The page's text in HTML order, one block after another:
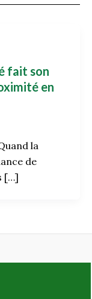
fait son
en
la
de
[…]